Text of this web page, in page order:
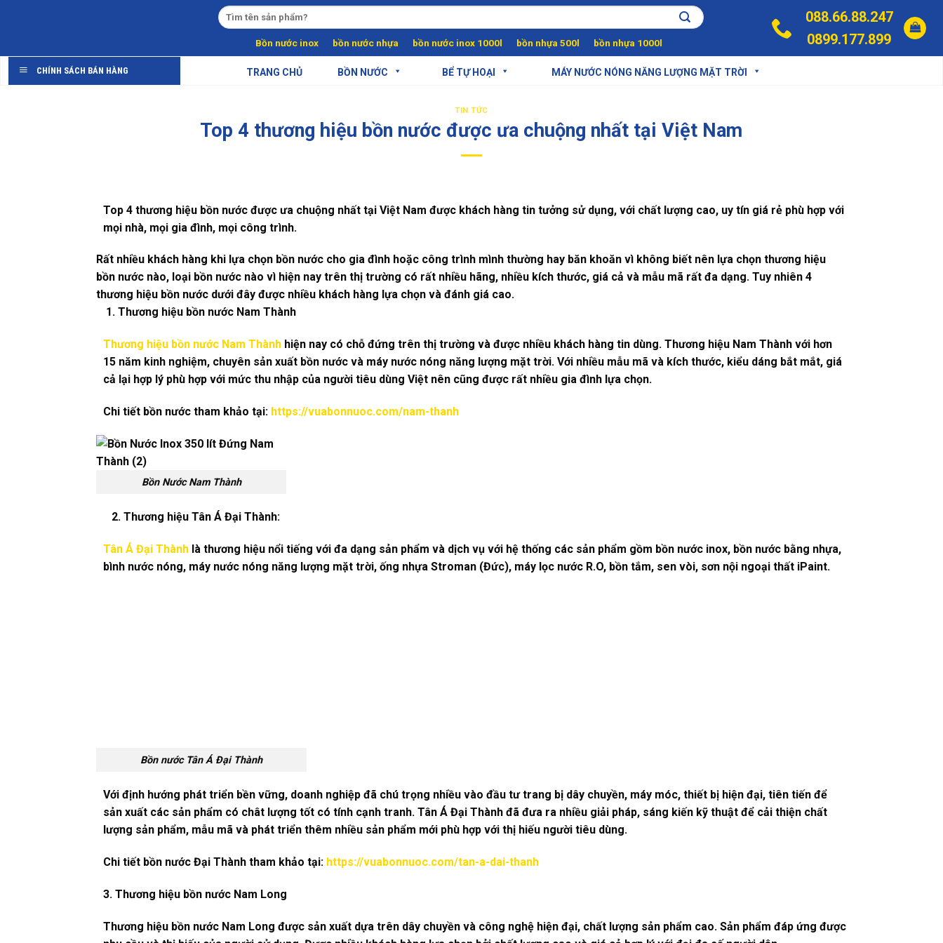
Bồn nước inox bồn nước nhựa bồn nước inox 1000l bồn nhựa 500l bồn nhựa 1000l
088.66.88.247
0899.177.899
CHÍNH SÁCH BÁN HÀNG TRANG CHỦ BỒN NƯỚC BỂ TỰ HOẠI MÁY NƯỚC NÓNG NĂNG LƯỢNG MẶT TRỜI
TIN TỨC
Top 4 thương hiệu bồn nước được ưa chuộng nhất tại Việt Nam
Top 4 thương hiệu bồn nước được ưa chuộng nhất tại Việt Nam được khách hàng tin tưởng sử dụng, với chất lượng cao, uy tín giá rẻ phù hợp với
mọi nhà, mọi gia đình, mọi công trình.
Rất nhiều khách hàng khi lựa chọn bồn nước cho gia đình hoặc công trình mình thường hay băn khoăn vì không biết nên lựa chọn thương hiệu
bồn nước nào, loại bồn nước nào vì hiện nay trên thị trường có rất nhiều hãng, nhiều kích thước, giá cả và mẫu mã rất đa dạng. Tuy nhiên 4
thương hiệu bồn nước dưới đây được nhiều khách hàng lựa chọn và đánh giá cao.
Thương hiệu bồn nước Nam Thành
Thương hiệu bồn nước Nam Thành hiện nay có chỗ đứng trên thị trường và được nhiều khách hàng tin dùng. Thương hiệu Nam Thành với hơn
15 năm kinh nghiệm, chuyên sản xuất bồn nước và máy nước nóng năng lượng mặt trời. Với nhiều mẫu mã và kích thước, kiểu dáng bắt mắt, giá
cả lại hợp lý phù hợp với mức thu nhập của người tiêu dùng Việt nên cũng được rất nhiều gia đình lựa chọn.
Chi tiết bồn nước tham khảo tại: https://vuabonnuoc.com/nam-thanh
Bồn Nước Nam Thành
2. Thương hiệu Tân Á Đại Thành:
Tân Á Đại Thành là thương hiệu nổi tiếng với đa dạng sản phẩm và dịch vụ với hệ thống các sản phẩm gồm bồn nước inox, bồn nước bằng nhựa,
bình nước nóng, máy nước nóng năng lượng mặt trời, ống nhựa Stroman (Đức), máy lọc nước R.O, bồn tắm, sen vòi, sơn nội ngoại thất iPaint.
Bồn nước Tân Á Đại Thành
Với định hướng phát triển bền vững, doanh nghiệp đã chú trọng nhiều vào đầu tư trang bị dây chuyền, máy móc, thiết bị hiện đại, tiên tiến để
sản xuất các sản phẩm có chât lượng tốt có tính cạnh tranh. Tân Á Đại Thành đã đưa ra nhiều giải pháp, sáng kiến kỹ thuật để cải thiện chất
lượng sản phẩm, mẫu mã và phát triển thêm nhiều sản phẩm mới phù hợp với thị hiếu người tiêu dùng.
Chi tiết bồn nước Đại Thành tham khảo tại: https://vuabonnuoc.com/tan-a-dai-thanh
3. Thương hiệu bồn nước Nam Long
Thương hiệu bồn nước Nam Long được sản xuất dựa trên dây chuyền và công nghệ hiện đại, chất lượng sản phẩm cao. Sản phẩm đáp ứng được